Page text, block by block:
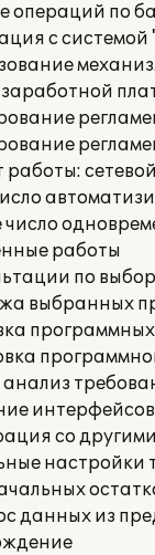
операций по
с
сетевой
работы
по
выбранных
анализ
со
настройки
данных из